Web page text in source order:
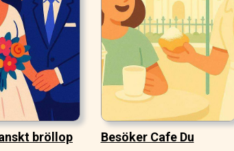
bröllop
Besöker Cafe Du